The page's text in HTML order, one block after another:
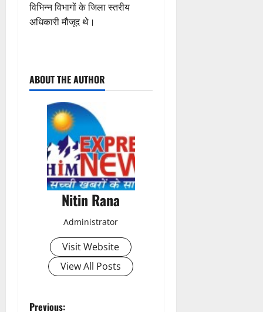
विभिन्न विभागों के जिला स्तरीय
अधिकारी मौजूद थे।
o
ABOUT THE AUTHOR
Nitin Rana
Administrator
Visit Website
View All Posts
Previous: